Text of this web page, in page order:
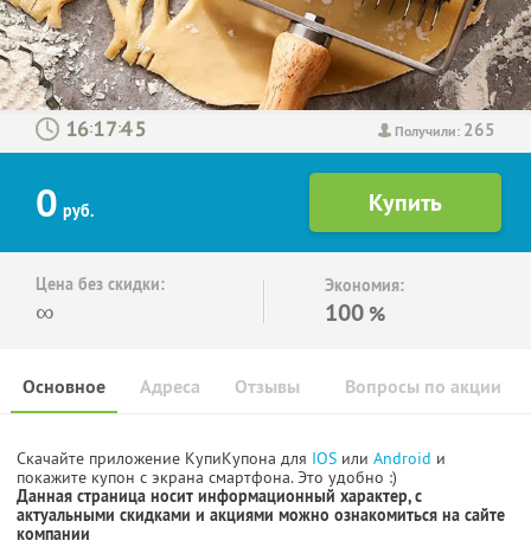
Получили: 265
: :
0 руб.
Цена без скидки:
∞
Экономия:
100 %
Основное Отзывы Вопросы по акции
Адреса
Скачайте приложение КупиКупона для IOS или Android и
покажите купон с экрана смартфона. Это удобно :)
Данная страница носит информационный характер, с
актуальными скидками и акциями можно ознакомиться на сайте
компании